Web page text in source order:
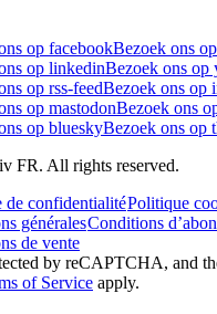
op facebookBezoek ons
op linkedinBezoek ons op
op rss-feedBezoek ons op
op mastodonBezoek ons
op blueskyBezoek ons op
FR. All rights reserved.
de confidentialitéPolitique
généralesConditions
de vente
by reCAPTCHA, and
of Service apply.